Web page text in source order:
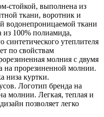
стойкой, выполнена из
ткани, воротник и
водонепроницаемой ткани
100% полиамида,
синтетического утеплителя
по свойствам
молния с двумя
на прорезиненной молнии.
низа куртки.
Логотип бренда на
молнии. Легкая, теплая и
позволяет легко